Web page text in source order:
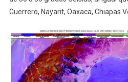
Guerrero, Nayarit, Oaxaca, Chiapas